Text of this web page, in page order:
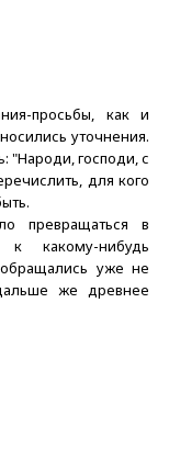
просьбы, как и
уточнения.
"Народи, господи, с
для кого
превращаться в
какому-нибудь
уже не
же древнее